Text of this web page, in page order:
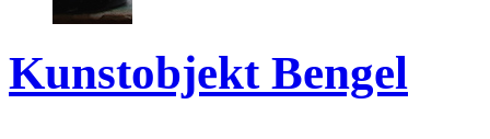
Kunstobjekt Bengel